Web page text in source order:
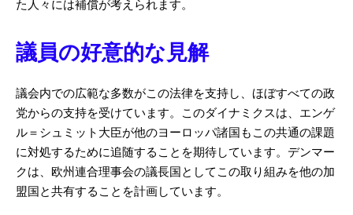
た人々には補償が考えられます。
議員の好意的な見解
議会内での広範な多数がこの法律を支持し、ほぼすべての政
党からの支持を受けています。このダイナミクスは、エンゲ
ル＝シュミット大臣が他のヨーロッパ諸国もこの共通の課題
に対処するために追随することを期待しています。デンマー
クは、欧州連合理事会の議長国としてこの取り組みを他の加
盟国と共有することを計画しています。